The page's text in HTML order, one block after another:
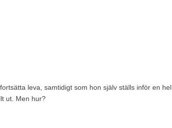
leva, samtidigt som hon själv ställs inför en hel
ut. Men hur?